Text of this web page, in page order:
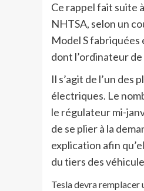
Ce rappel fait suite
NHTSA, selon un
Model S fabriquées
dont l’ordinateur
Il s’agit de l’un
électriques. Le
le régulateur mi-
de se plier à la
explication afin
du tiers des
Tesla devra remplacer